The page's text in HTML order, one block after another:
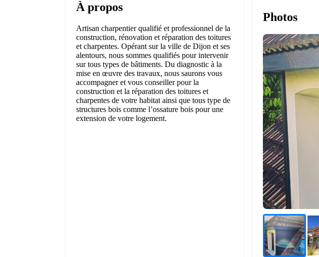
À propos
Artisan charpentier qualifié et professionnel de la
construction, rénovation et réparation des toitures
et charpentes. Opérant sur la ville de Dijon et ses
alentours, nous sommes qualifiés pour intervenir
sur tous types de bâtiments. Du diagnostic à la
mise en œuvre des travaux, nous saurons vous
accompagner et vous conseiller pour la
construction et la réparation des toitures et
charpentes de votre habitat ainsi que tous type de
structures bois comme l’ossature bois pour une
extension de votre logement.
Photos